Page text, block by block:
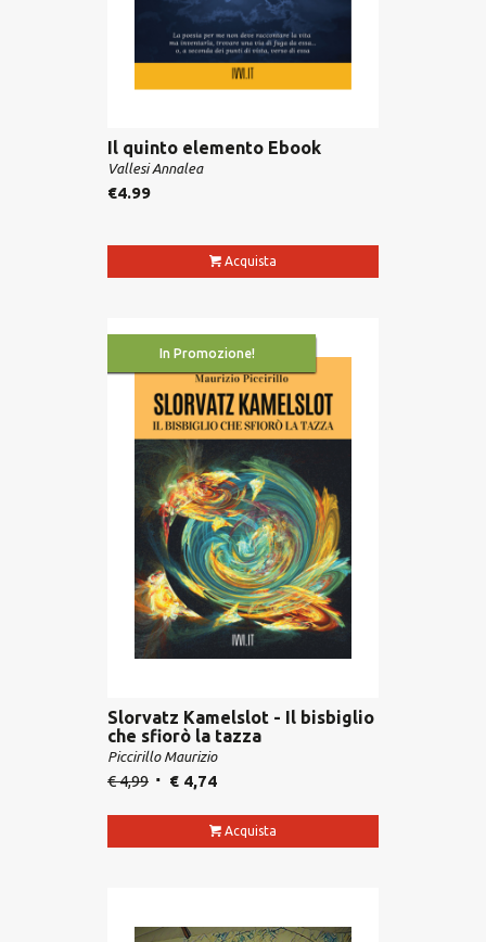
Il quinto elemento Ebook
Vallesi Annalea
€4.99
Acquista
In Promozione!
Slorvatz Kamelslot - Il bisbiglio
che sfiorò la tazza
Piccirillo Maurizio
€4,99 €4,74
Acquista